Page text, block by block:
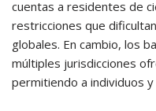
cuentas a residentes de
restricciones que
globales. En cambio, los
múltiples jurisdicciones
permitiendo a individuos